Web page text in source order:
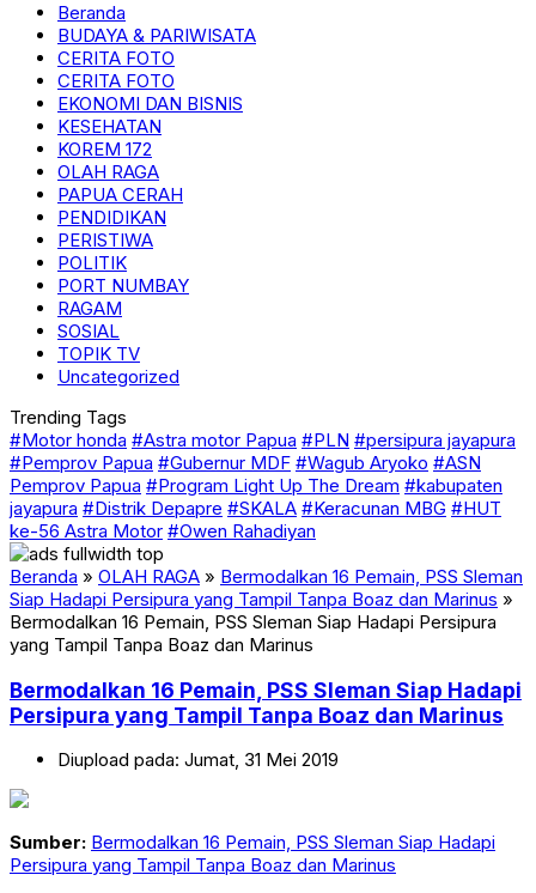
Beranda
BUDAYA & PARIWISATA
CERITA FOTO
CERITA FOTO
EKONOMI DAN BISNIS
KESEHATAN
KOREM 172
OLAH RAGA
PAPUA CERAH
PENDIDIKAN
PERISTIWA
POLITIK
PORT NUMBAY
RAGAM
SOSIAL
TOPIK TV
Uncategorized
Trending Tags
#Motor honda #Astra motor Papua #PLN #persipura jayapura
#Pemprov Papua #Gubernur MDF #Wagub Aryoko #ASN
Pemprov Papua #Program Light Up The Dream #kabupaten
jayapura #Distrik Depapre #SKALA #Keracunan MBG #HUT
ke-56 Astra Motor #Owen Rahadiyan
Beranda » OLAH RAGA » Bermodalkan 16 Pemain, PSS Sleman
Siap Hadapi Persipura yang Tampil Tanpa Boaz dan Marinus »
Bermodalkan 16 Pemain, PSS Sleman Siap Hadapi Persipura
yang Tampil Tanpa Boaz dan Marinus
Bermodalkan 16 Pemain, PSS Sleman Siap Hadapi
Persipura yang Tampil Tanpa Boaz dan Marinus
Diupload pada: Jumat, 31 Mei 2019
Sumber: Bermodalkan 16 Pemain, PSS Sleman Siap Hadapi
Persipura yang Tampil Tanpa Boaz dan Marinus